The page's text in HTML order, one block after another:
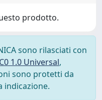
prodotto.
sono rilasciati con
1.0 Universal,
sono protetti da
indicazione.